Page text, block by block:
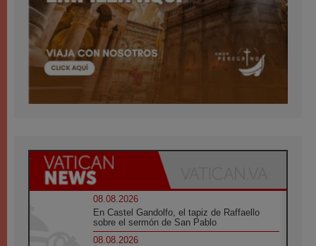
08.08.2026
En Castel Gandolfo, el tapiz de Raffaello
sobre el sermón de San Pablo
08.08.2026